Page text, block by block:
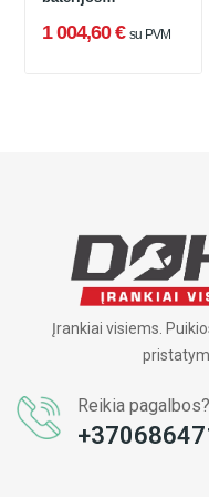
1 004,60 € su PVM
Įrankiai visiems.
Reikia